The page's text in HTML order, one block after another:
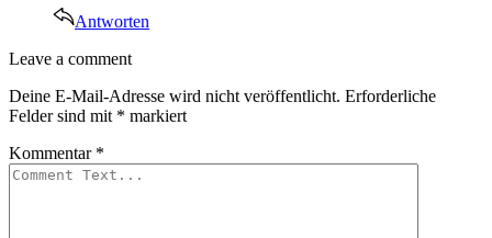
Antworten
Leave
comment
Leave a comment
Deine E-Mail-Adresse wird nicht veröffentlicht. Erforderliche
Felder sind mit * markiert
Kommentar *